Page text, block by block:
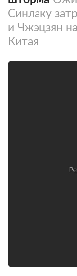
Синлаку
и Чжэцзян
Китая